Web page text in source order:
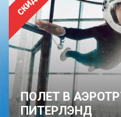
ПОЛЕТ В
ПИТЕРЛЭНД